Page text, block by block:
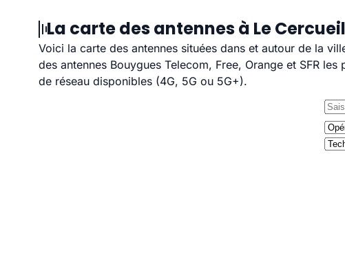
La carte des antennes à Le
Voici la carte des antennes situées dans et autour de la
des antennes Bouygues Telecom, Free, Orange et SFR
de réseau disponibles (4G, 5G ou 5G+).